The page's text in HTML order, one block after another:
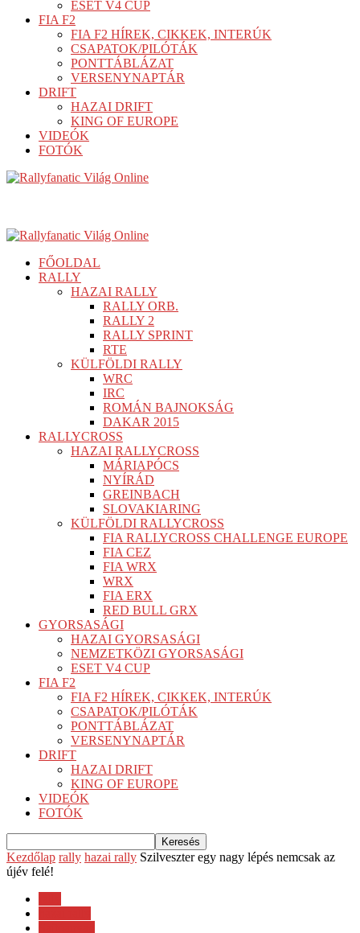
ESET V4 CUP
FIA F2
FIA F2 HÍREK, CIKKEK, INTERÚK
CSAPATOK/PILÓTÁK
PONTTÁBLÁZAT
VERSENYNAPTÁR
DRIFT
HAZAI DRIFT
KING OF EUROPE
VIDEÓK
FOTÓK
FŐOLDAL
RALLY
HAZAI RALLY
RALLY ORB.
RALLY 2
RALLY SPRINT
RTE
KÜLFÖLDI RALLY
WRC
IRC
ROMÁN BAJNOKSÁG
DAKAR 2015
RALLYCROSS
HAZAI RALLYCROSS
MÁRIAPÓCS
NYÍRÁD
GREINBACH
SLOVAKIARING
KÜLFÖLDI RALLYCROSS
FIA RALLYCROSS CHALLENGE EUROPE
FIA CEZ
FIA WRX
WRX
FIA ERX
RED BULL GRX
GYORSASÁGI
HAZAI GYORSASÁGI
NEMZETKÖZI GYORSASÁGI
ESET V4 CUP
FIA F2
FIA F2 HÍREK, CIKKEK, INTERÚK
CSAPATOK/PILÓTÁK
PONTTÁBLÁZAT
VERSENYNAPTÁR
DRIFT
HAZAI DRIFT
KING OF EUROPE
VIDEÓK
FOTÓK
Kezdőlap rally hazai rally Szilveszter egy nagy lépés nemcsak az
újév felé!